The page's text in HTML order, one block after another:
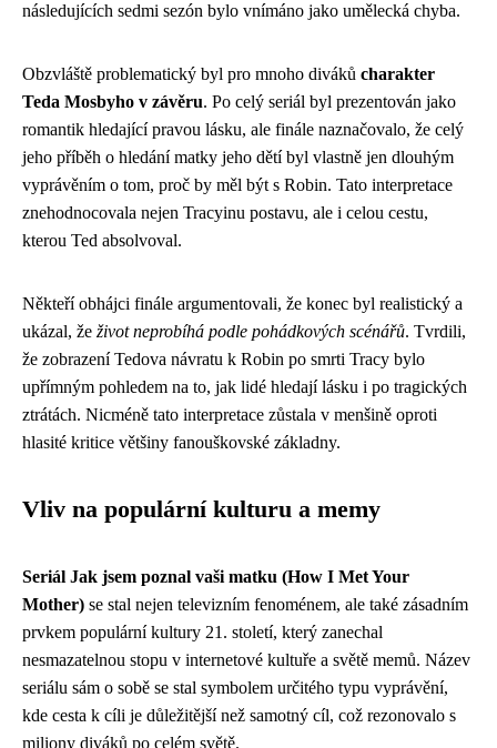
následujících sedmi sezón bylo vnímáno jako umělecká chyba.
Obzvláště problematický byl pro mnoho diváků charakter
Teda Mosbyho v závěru. Po celý seriál byl prezentován jako
romantik hledající pravou lásku, ale finále naznačovalo, že celý
jeho příběh o hledání matky jeho dětí byl vlastně jen dlouhým
vyprávěním o tom, proč by měl být s Robin. Tato interpretace
znehodnocovala nejen Tracyinu postavu, ale i celou cestu,
kterou Ted absolvoval.
Někteří obhájci finále argumentovali, že konec byl realistický a
ukázal, že život neprobíhá podle pohádkových scénářů. Tvrdili,
že zobrazení Tedova návratu k Robin po smrti Tracy bylo
upřímným pohledem na to, jak lidé hledají lásku i po tragických
ztrátách. Nicméně tato interpretace zůstala v menšině oproti
hlasité kritice většiny fanouškovské základny.
Vliv na populární kulturu a memy
Seriál Jak jsem poznal vaši matku (How I Met Your
Mother) se stal nejen televizním fenoménem, ale také zásadním
prvkem populární kultury 21. století, který zanechal
nesmazatelnou stopu v internetové kultuře a světě memů. Název
seriálu sám o sobě se stal symbolem určitého typu vyprávění,
kde cesta k cíli je důležitější než samotný cíl, což rezonovalo s
miliony diváků po celém světě.